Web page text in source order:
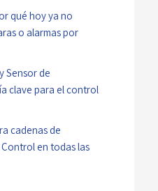
qué hoy ya no
o alarmas por
Sensor de
clave para el control
cadenas de
en todas las